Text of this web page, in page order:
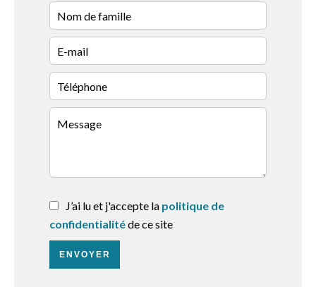
J’ai lu et j'accepte la politique de
confidentialitéde ce site
ENVOYER